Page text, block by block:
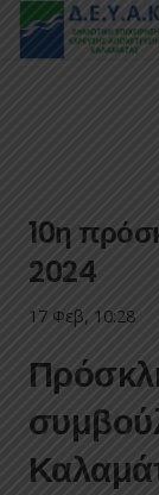
10η
2024
17 Φεβ, 10:28